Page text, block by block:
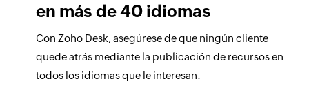
en más de 40 idiomas
Con Zoho Desk, asegúrese de que ningún cliente
quede atrás mediante la publicación de recursos en
todos los idiomas que le interesan.